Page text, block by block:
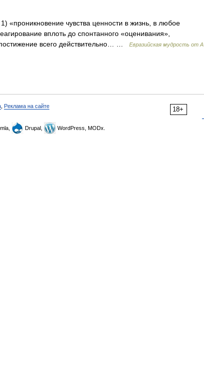
«проникновение чувства ценности в жизнь, в любое
вплоть до спонтанного «оценивания»,
всего действительно… …
Евразийская мудрость от А
18+
Реклама на сайте
Drupal, WordPress, MODx.